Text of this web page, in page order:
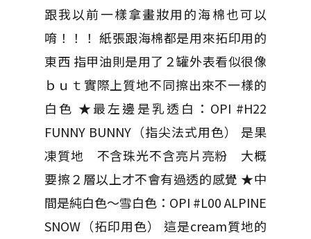
跟我以前一樣拿畫妝用的海棉也可以
唷！！！ 紙張跟海棉都是用來拓印用的
東西 指甲油則是用了２罐外表看似很像
ｂｕｔ實際上質地不同擦出來不一樣的
白色 ★最左邊是乳透白：OPI #H22
FUNNY BUNNY（指尖法式用色） 是果
凍質地 不含珠光不含亮片亮粉 大概
要擦２層以上才不會有過透的感覺 ★中
間是純白色～雪白色：OPI #L00 ALPINE
SNOW（拓印用色） 這是cream質地的